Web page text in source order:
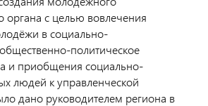
органа с целью вовлечения
в социально-
политическое
и приобщения социально-
людей к управленческой
дано руководителем региона в